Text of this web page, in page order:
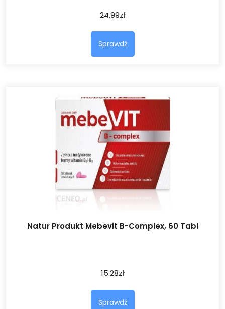
24.99zł
Sprawdź
Natur Produkt Mebevit B-Complex, 60 Tabl
15.28zł
Sprawdź